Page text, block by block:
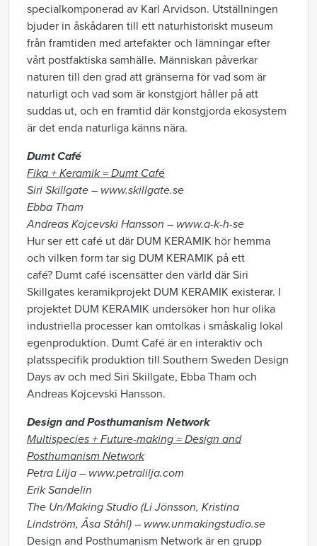
specialkomponerad av Karl Arvidson. Utställningen
bjuder in åskådaren till ett naturhistoriskt museum
från framtiden med artefakter och lämningar efter
vårt postfaktiska samhälle. Människan påverkar
naturen till den grad att gränserna för vad som är
naturligt och vad som är konstgjort håller på att
suddas ut, och en framtid där konstgjorda ekosystem
är det enda naturliga känns nära.
Dumt Café
Fika + Keramik =Dumt Café
Siri Skillgate – www.skillgate.se
Ebba Tham
Andreas Kojcevski Hansson – www.a-k-h-se
Hur ser ett café ut där DUM KERAMIK hör hemma
och vilken form tar sig DUM KERAMIK på ett
café? Dumt café iscensätter den värld där Siri
Skillgates keramikprojekt DUM KERAMIK existerar. I
projektet DUM KERAMIK undersöker hon hur olika
industriella processer kan omtolkas i småskalig lokal
egenproduktion. Dumt Café är en interaktiv och
platsspecifik produktion till Southern Sweden Design
Days av och med Siri Skillgate, Ebba Tham och
Andreas Kojcevski Hansson.
Design and Posthumanism Network
Multispecies + Future-making =Design and
Posthumanism Network
Petra Lilja – www.petralilja.com
Erik Sandelin
The Un/Making Studio (Li Jönsson, Kristina
Lindström, Åsa Ståhl) – www.unmakingstudio.se
Design and Posthumanism Network är en grupp